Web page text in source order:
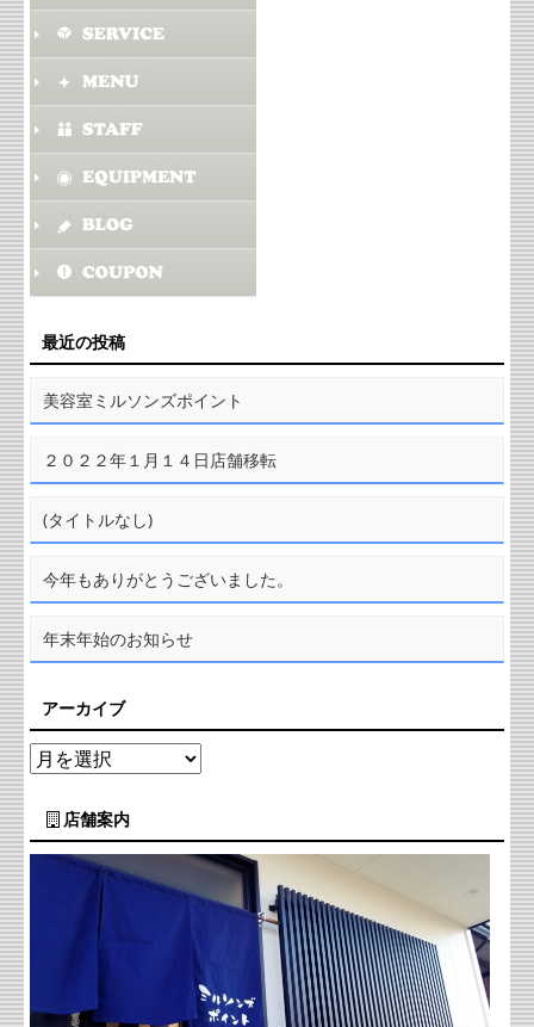
最近の投稿
美容室ミルソンズポイント
２０２２年１月１４日店舗移転
(タイトルなし)
今年もありがとうございました。
年末年始のお知らせ
アーカイブ
店舗案内